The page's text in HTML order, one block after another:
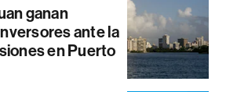
ganan
ante la
en Puerto